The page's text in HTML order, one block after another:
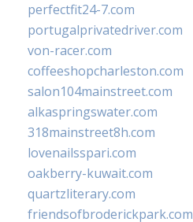
perfectfit24-7.com
portugalprivatedriver.com
von-racer.com
coffeeshopcharleston.com
salon104mainstreet.com
alkaspringswater.com
318mainstreet8h.com
lovenailsspari.com
oakberry-kuwait.com
quartzliterary.com
friendsofbroderickpark.com